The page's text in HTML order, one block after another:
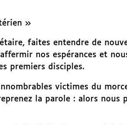
»
faites entendre de
nos espérances et
premiers disciples.
victimes du
la parole : alors nous